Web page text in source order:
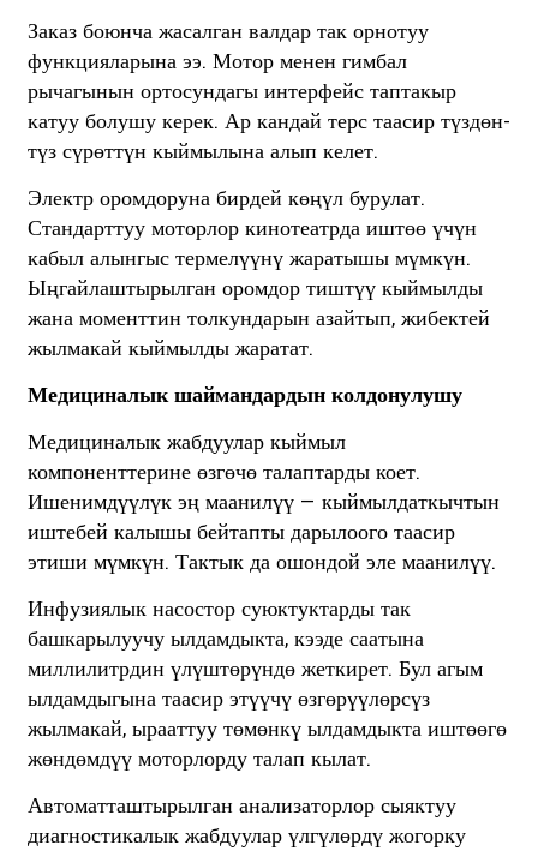
Заказ боюнча жасалган валдар так орнотуу
функцияларына ээ. Мотор менен гимбал
рычагынын ортосундагы интерфейс таптакыр
катуу болушу керек. Ар кандай терс таасир түздөн-
түз сүрөттүн кыймылына алып келет.
Электр оромдоруна бирдей көңүл бурулат.
Стандарттуу моторлор кинотеатрда иштөө үчүн
кабыл алынгыс термелүүнү жаратышы мүмкүн.
Ыңгайлаштырылган оромдор тиштүү кыймылды
жана моменттин толкундарын азайтып, жибектей
жылмакай кыймылды жаратат.
Медициналык шаймандардын колдонулушу
Медициналык жабдуулар кыймыл
компоненттерине өзгөчө талаптарды коет.
Ишенимдүүлүк эң маанилүү — кыймылдаткычтын
иштебей калышы бейтапты дарылоого таасир
этиши мүмкүн. Тактык да ошондой эле маанилүү.
Инфузиялык насостор суюктуктарды так
башкарылуучу ылдамдыкта, кээде саатына
миллилитрдин үлүштөрүндө жеткирет. Бул агым
ылдамдыгына таасир этүүчү өзгөрүүлөрсүз
жылмакай, ырааттуу төмөнкү ылдамдыкта иштөөгө
жөндөмдүү моторлорду талап кылат.
Автоматташтырылган анализаторлор сыяктуу
диагностикалык жабдуулар үлгүлөрдү жогорку